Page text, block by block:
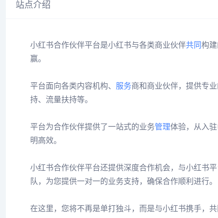
站点介绍
小红书合作伙伴平台是小红书与各类商业伙伴共同构
赢。
平台面向各类内容机构、 服务商和商业伙伴，提供专
持、流量扶持等。
平台为合作伙伴提供了一站式的业务管理体验，从入
明高效。
小红书合作伙伴平台还提供深度合作机会，与小红书
队，为您提供一对一的业务支持，确保合作顺利进行。
在这里，您将不再是单打独斗，而是与小红书携手，